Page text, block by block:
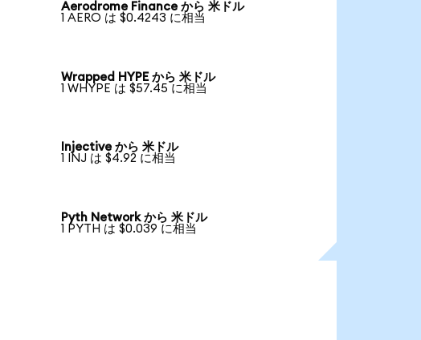
Aerodrome Finance から 米ドル
1 AERO は $0.4243 に相当
Wrapped HYPE から 米ドル
1 WHYPE は $57.45 に相当
Injective から 米ドル
1 INJ は $4.92 に相当
Pyth Network から 米ドル
1 PYTH は $0.039 に相当